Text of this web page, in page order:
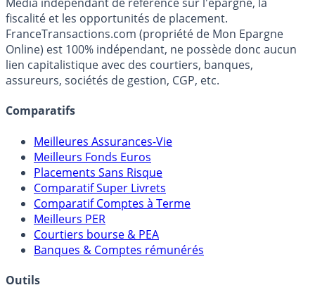
Premier guide épargne de France, en ligne depuis 2001.
Média indépendant de référence sur l'épargne, la
fiscalité et les opportunités de placement.
FranceTransactions.com (propriété de Mon Epargne
Online) est 100% indépendant, ne possède donc aucun
lien capitalistique avec des courtiers, banques,
Meilleures Assurances-Vie
Meilleurs Fonds Euros
Placements Sans Risque
Comparatif Super Livrets
Comparatif Comptes à Terme
Meilleurs PER
Courtiers bourse & PEA